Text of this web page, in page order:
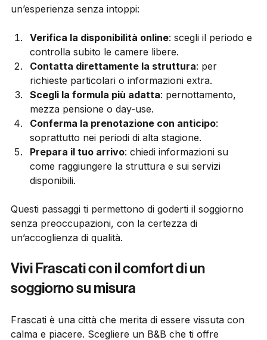
complicato. Ecco alcuni consigli pratici per assicurarti
Verifica la disponibilità online: scegli il periodo e
controlla subito le camere libere.
Contatta direttamente la struttura: per
richieste particolari o informazioni extra.
Scegli la formula più adatta
mezza pensione o day-use.
Conferma la prenotazione con anticipo
soprattutto nei periodi di alta stagione.
Prepara il tuo arrivo : chiedi informazioni su
come raggiungere la struttura e sui servizi
Questi passaggi ti permettono di goderti il soggiorno
senza preoccupazioni, con la certezza di
Vivi Frascati con il comfort di un
soggiorno su misura
Frascati è una città che merita di essere vissuta con